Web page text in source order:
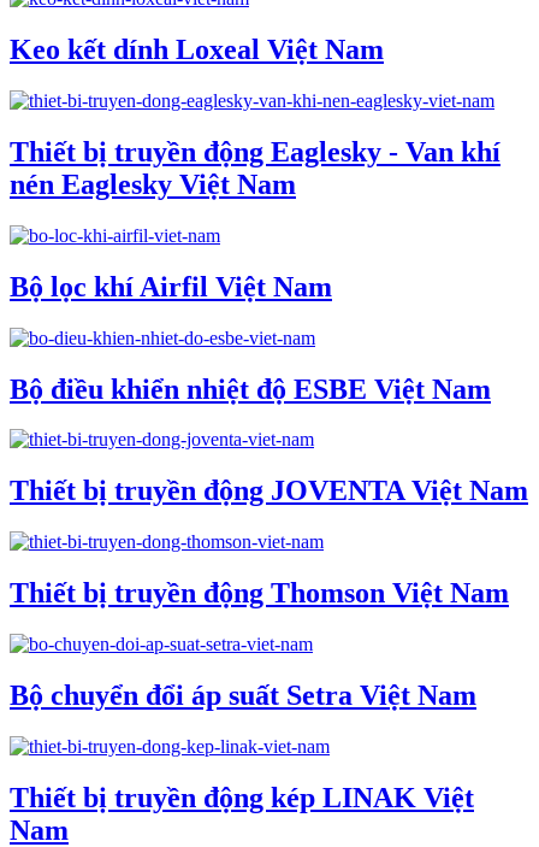
Keo kết dính Loxeal Việt Nam
Thiết bị truyền động Eaglesky - Van khí
nén Eaglesky Việt Nam
Bộ lọc khí Airfil Việt Nam
Bộ điều khiển nhiệt độ ESBE Việt Nam
Thiết bị truyền động JOVENTA Việt Nam
Thiết bị truyền động Thomson Việt Nam
Bộ chuyển đổi áp suất Setra Việt Nam
Thiết bị truyền động kép LINAK Việt
Nam